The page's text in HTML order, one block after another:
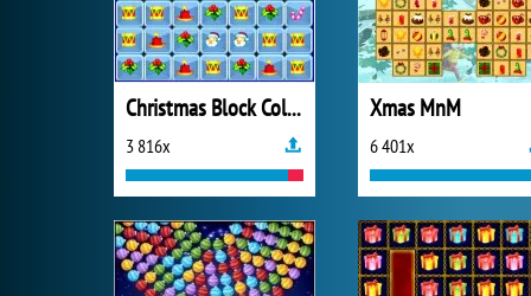
Christmas Block Collapse
3 816x
Xmas MnM
6 401x